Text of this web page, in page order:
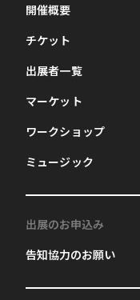
開催概要
チケット
出展者一覧
マーケット
ワークショップ
ミュージック
出展のお申込み
告知協力のお願い